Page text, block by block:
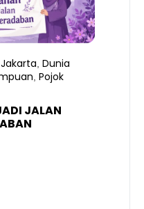
Jakarta, Dunia
, Pojok
JALAN